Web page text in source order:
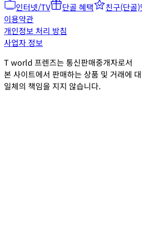
인터넷/TV 단골 혜택 친구(단골
이용약관
개인정보 처리 방침
사업자 정보
T world 프렌즈는 통신판매중개자로서
본 사이트에서 판매하는 상품 및 거래에
일체의 책임을 지지 않습니다.